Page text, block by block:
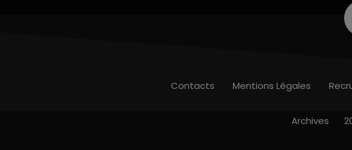
Contacts Mentions Légales
Archives